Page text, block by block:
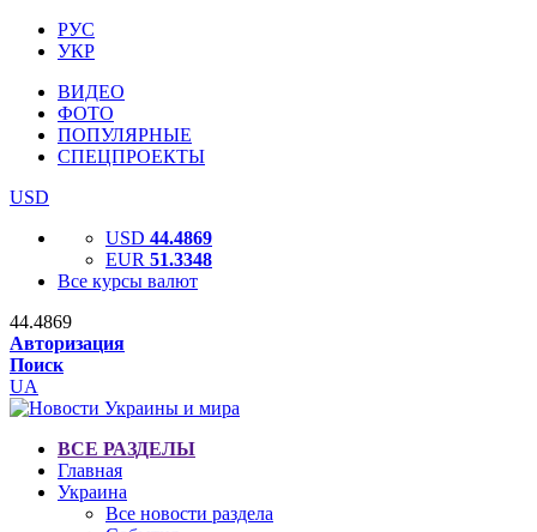
РУС
УКР
ВИДЕО
ФОТО
ПОПУЛЯРНЫЕ
СПЕЦПРОЕКТЫ
USD
USD 44.4869
EUR 51.3348
Все курсы валют
44.4869
Авторизация
Поиск
UA
ВСЕ РАЗДЕЛЫ
Главная
Украина
Все новости раздела